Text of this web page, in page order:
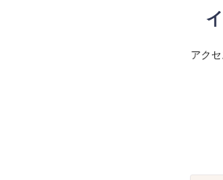
アク